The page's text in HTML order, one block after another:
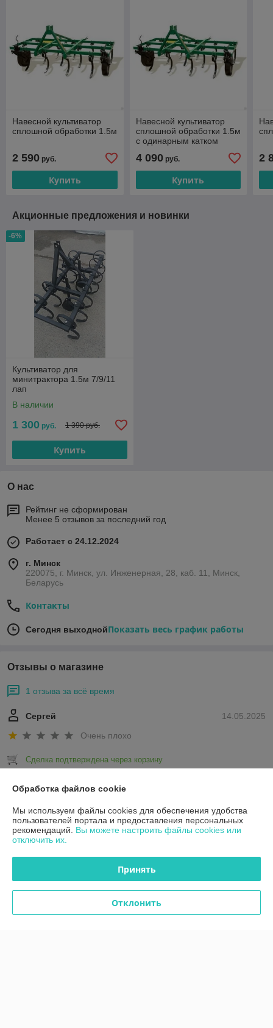
Навесной культиватор
сплошной обработки 1.5м
2 590 руб.
Купить
Навесной культиватор
сплошной обработки 1.5м
с одинарным катком
4 090руб.
Купить
2
Акционные предложения и новинки
-6%
Культиватор для
минитрактора 1.5м 7/9/11
лап
В наличии
1 300 руб. 1 390 руб.
Купить
О нас
Рейтинг не сформирован
Менее 5 отзывов за последний год
Работает с 24.12.2024
г. Минск
220075, г. Минск, ул. Инженерная, 28, каб. 11, Минск,
Беларусь
Контакты
Сегодня выходнойПоказать весь график работы
Отзывы о магазине
1 отзыва за всё время
14.05.2025
Сергей
Очень плохо
Сделка подтверждена через корзину
Показать все отзывы
О нас
Контакты
График работы
Обработка файлов cookie
Мы используем файлы cookies для обеспечения удобства
пользователей портала и предоставления персональных
рекомендаций. Вы можете настроить файлы cookies или
отключить их.
Принять
Отклонить